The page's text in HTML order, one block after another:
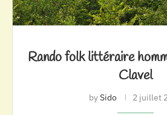
Rando folk littéraire
Clavel
bySido 2 juillet